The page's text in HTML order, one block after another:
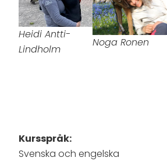
Heidi Antti-
Lindholm
Noga Ronen
Kursspråk:
Svenska och engelska